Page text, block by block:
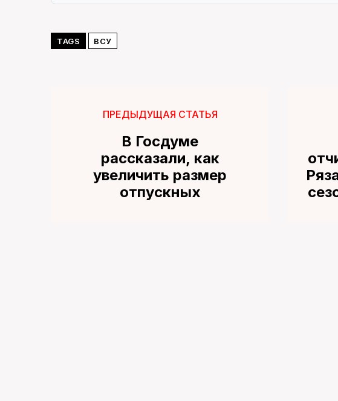
TAGS ВСУ
ПРЕДЫДУЩАЯ СТАТЬЯ
В Госдуме
рассказали, как
увеличить размер
отпускных